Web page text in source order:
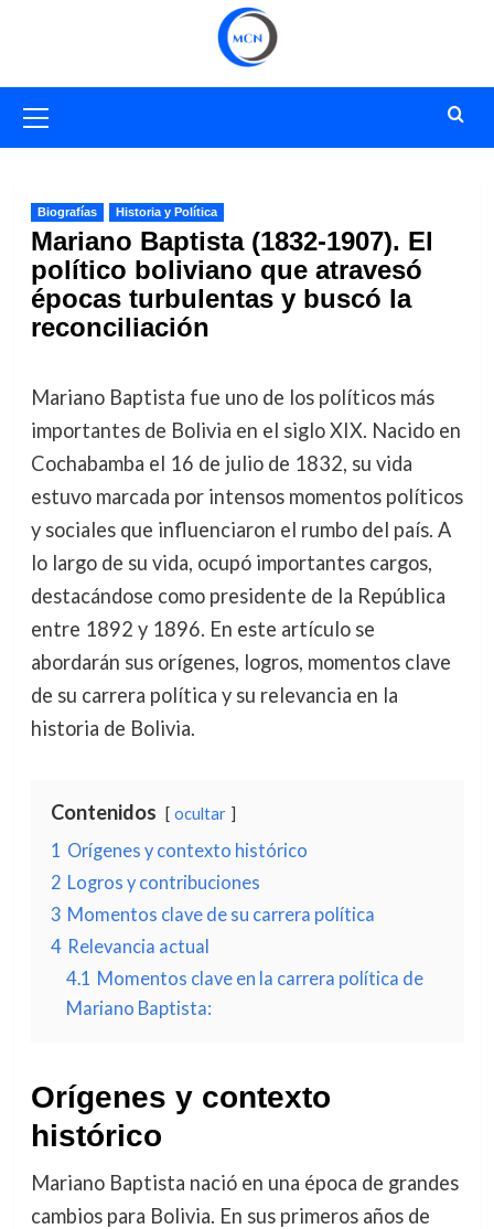
primario
Biografías Historia y Política
Mariano Baptista (1832-1907). El
político boliviano que atravesó
épocas turbulentas y buscó la
reconciliación
Mariano Baptista fue uno de los políticos más
importantes de Bolivia en el siglo XIX. Nacido en
Cochabamba el 16 de julio de 1832, su vida
estuvo marcada por intensos momentos políticos
y sociales que influenciaron el rumbo del país. A
lo largo de su vida, ocupó importantes cargos,
destacándose como presidente de la República
entre 1892 y 1896. En este artículo se
abordarán sus orígenes, logros, momentos clave
de su carrera política y su relevancia en la
historia de Bolivia.
Contenidos ocultar
1 Orígenes y contexto histórico
2 Logros y contribuciones
3 Momentos clave de su carrera política
4 Relevancia actual
4.1 Momentos clave en la carrera política de
Mariano Baptista:
Orígenes y contexto
histórico
Mariano Baptista nació en una época de grandes
cambios para Bolivia. En sus primeros años de